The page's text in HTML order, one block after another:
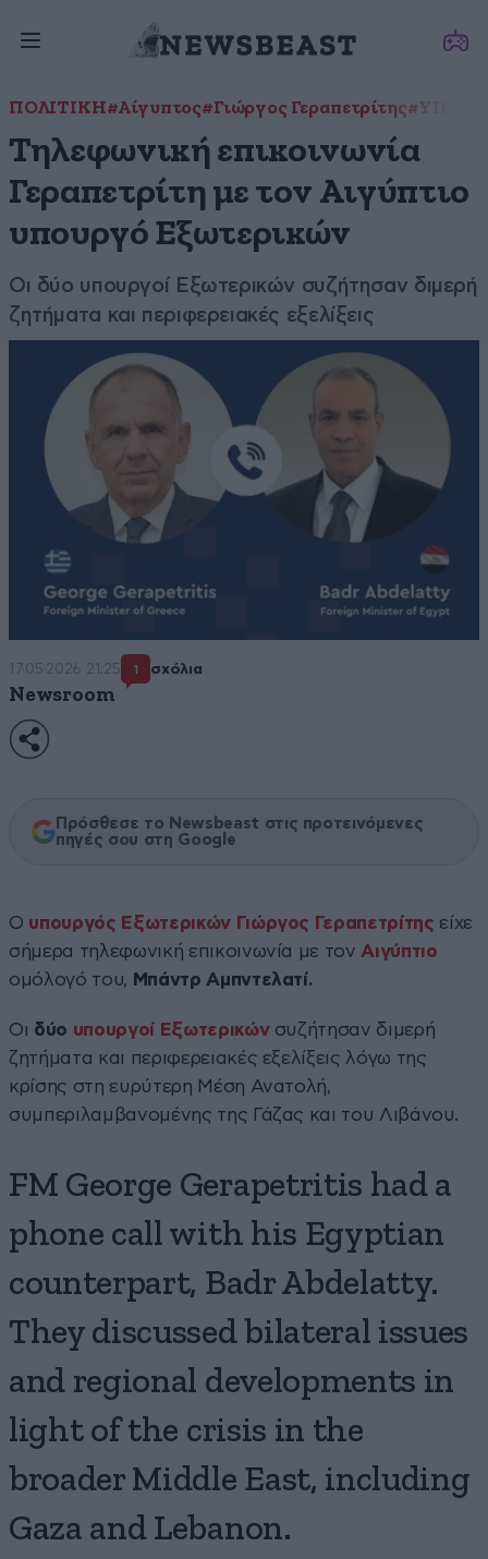
ΠΟΛΙΤΙΚΗ#Αίγυπτος#Γιώργος Γεραπετρίτης#ΥΠΕΞ
Τηλεφωνική επικοινωνία
Γεραπετρίτη με τον Αιγύπτιο
υπουργό Εξωτερικών
Οι δύο υπουργοί Εξωτερικών συζήτησαν διμερή
ζητήματα και περιφερειακές εξελίξεις
17·05·2026 21:25 1 σχόλια
Newsroom
Πρόσθεσε το Newsbeast στις προτεινόμενες
πηγές σου στη Google
Ο υπουργός Εξωτερικών Γιώργος Γεραπετρίτης είχε
σήμερα τηλεφωνική επικοινωνία με τον Αιγύπτιο
ομόλογό του, Μπάντρ Αμπντελατί.
Οι δύο υπουργοί Εξωτερικώνσυζήτησαν διμερή
ζητήματα και περιφερειακές εξελίξεις λόγω της
κρίσης στη ευρύτερη Μέση Ανατολή,
συμπεριλαμβανομένης της Γάζας και του Λιβάνου.
FM George Gerapetritis had a
phone call with his Egyptian
counterpart, Badr Abdelatty.
They discussed bilateral issues
and regional developments in
light of the crisis in the
broader Middle East, including
Gaza and Lebanon.